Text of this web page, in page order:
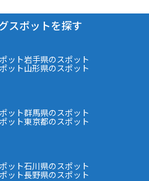
スポットを探す
ット岩手県のスポット
ット山形県のスポット
ット群馬県のスポット
ット東京都のスポット
ット石川県のスポット
ット長野県のスポット